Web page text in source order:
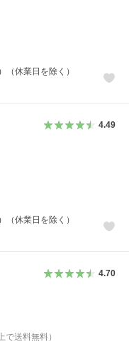
（休業日を除く）
4.49
（休業日を除く）
4.70
で送料無料）